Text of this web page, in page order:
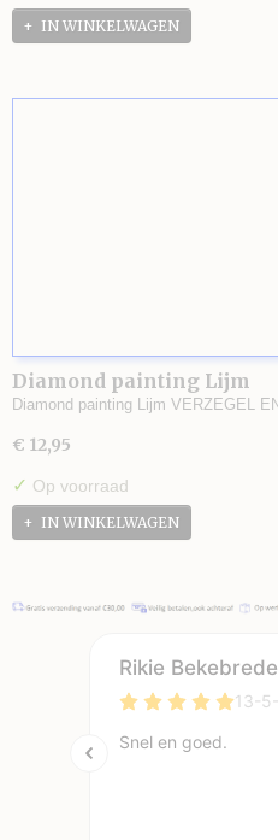
IN WINKELWAGEN
Diamond painting Lijm
Diamond painting Lijm VERZEGEL
€ 12,95
✓ Op voorraad
IN WINKELWAGEN